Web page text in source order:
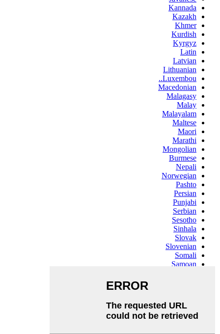
Kannada
Kazakh
Khmer
Kurdish
Kyrgyz
Latin
Latvian
Lithuanian
Luxembou..
Macedonian
Malagasy
Malay
Malayalam
Maltese
Maori
Marathi
Mongolian
Burmese
Nepali
Norwegian
Pashto
Persian
Punjabi
Serbian
Sesotho
Sinhala
Slovak
Slovenian
Somali
Samoan
Swahili
Tajik